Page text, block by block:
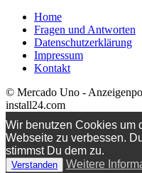
Home
Fragen und Antworten
Datenschutzerklärung
Impressum
Kontakt
© Mercado Uno -
install24.com
Wir benutzen Cookies um
Webseite zu verbessen.
stimmst Du dem zu.
Verstanden Weitere